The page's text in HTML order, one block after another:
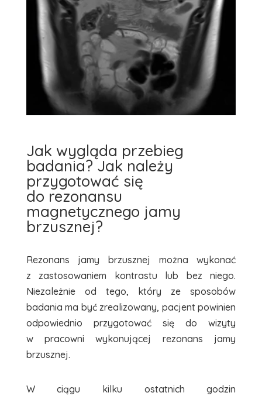
Jak wygląda przebieg
badania? Jak należy
przygotować się
do rezonansu
magnetycznego jamy
brzusznej?
Rezonans jamy brzusznej można wykonać
z zastosowaniem kontrastu lub bez niego.
Niezależnie od tego, który ze sposobów
badania ma być zrealizowany, pacjent powinien
odpowiednio przygotować się do wizyty
w pracowni wykonującej rezonans jamy
brzusznej.
W ciągu kilku ostatnich godzin